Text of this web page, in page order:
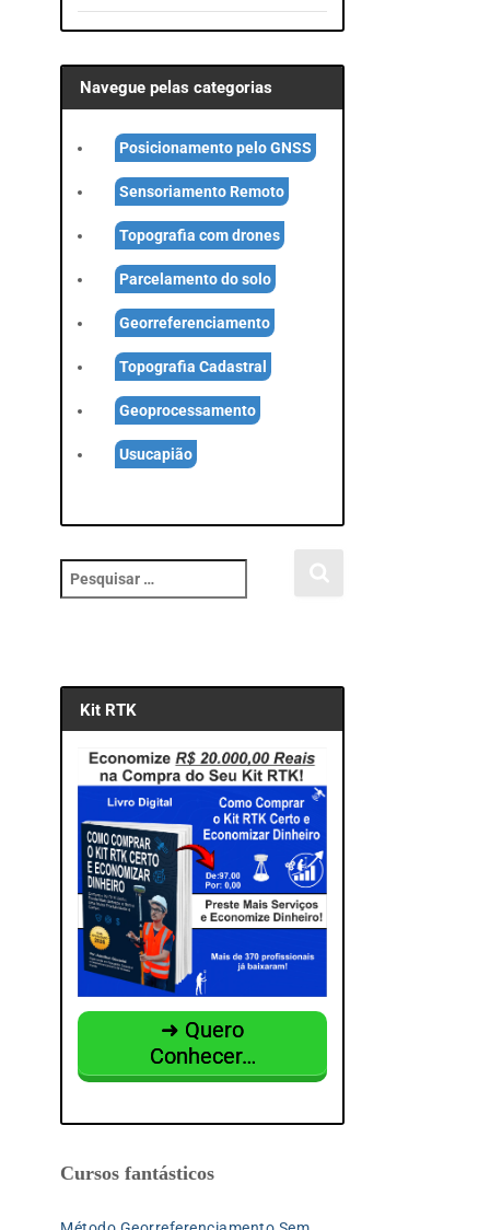
Navegue pelas categorias
Posicionamento pelo GNSS
Sensoriamento Remoto
Topografia com drones
Parcelamento do solo
Georreferenciamento
Topografia Cadastral
Geoprocessamento
Usucapião
e
i
Kit RTK
➜ Quero
Conhecer…
Cursos fantásticos